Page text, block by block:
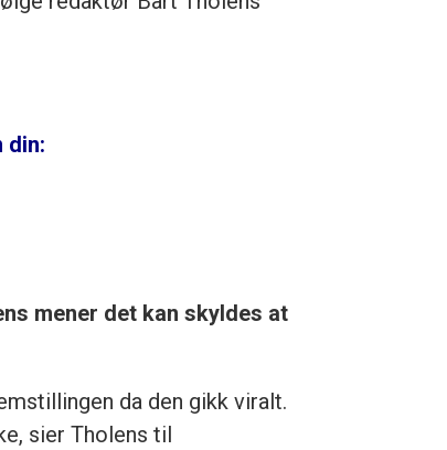
din:
mener det kan skyldes at
da den gikk viralt.
sier Tholens til